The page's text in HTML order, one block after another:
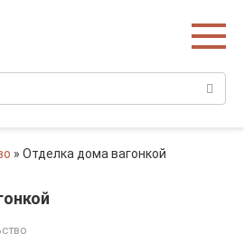
» Отделка дома вагонкой